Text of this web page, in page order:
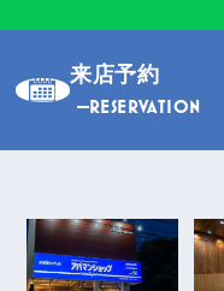
来店予約
RESERVATION